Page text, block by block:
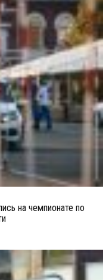
на чемпионате по